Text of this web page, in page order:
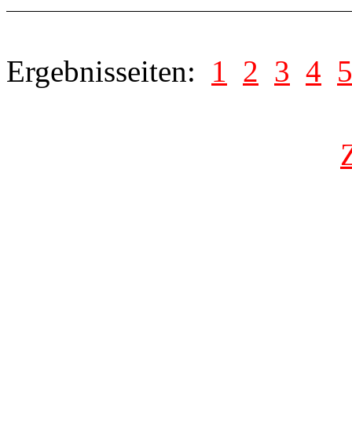
Ergebnisseiten: 1 2 3 4 5